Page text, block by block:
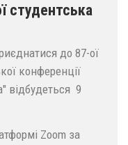
студентська
до 87-ої
конференції
відбудеться 9
Zoom за